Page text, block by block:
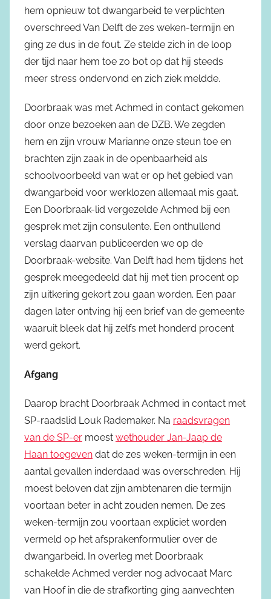
hem opnieuw tot dwangarbeid te verplichten
overschreed Van Delft de zes weken-termijn en
ging ze dus in de fout. Ze stelde zich in de loop
der tijd naar hem toe zo bot op dat hij steeds
meer stress ondervond en zich ziek meldde.
Doorbraak was met Achmed in contact gekomen
door onze bezoeken aan de DZB. We zegden
hem en zijn vrouw Marianne onze steun toe en
brachten zijn zaak in de openbaarheid als
schoolvoorbeeld van wat er op het gebied van
dwangarbeid voor werklozen allemaal mis gaat.
Een Doorbraak-lid vergezelde Achmed bij een
gesprek met zijn consulente. Een onthullend
verslag daarvan publiceerden we op de
Doorbraak-website. Van Delft had hem tijdens het
gesprek meegedeeld dat hij met tien procent op
zijn uitkering gekort zou gaan worden. Een paar
dagen later ontving hij een brief van de gemeente
waaruit bleek dat hij zelfs met honderd procent
werd gekort.
Afgang
Daarop bracht Doorbraak Achmed in contact met
SP-raadslid Louk Rademaker. Na raadsvragen
van de SP-er moest wethouder Jan-Jaap de
Haan toegeven dat de zes weken-termijn in een
aantal gevallen inderdaad was overschreden. Hij
moest beloven dat zijn ambtenaren die termijn
voortaan beter in acht zouden nemen. De zes
weken-termijn zou voortaan expliciet worden
vermeld op het afsprakenformulier over de
dwangarbeid. In overleg met Doorbraak
schakelde Achmed verder nog advocaat Marc
van Hoof in die de strafkorting ging aanvechten